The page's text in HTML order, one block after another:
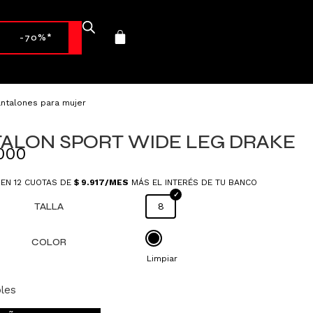
-70%*
para mujer
SPORT WIDE LEG DRAKE
12 CUOTAS DE$ 9.917/MES MÁS EL INTERÉS DE TU BANCO
TALLA 8
COLOR
Limpiar